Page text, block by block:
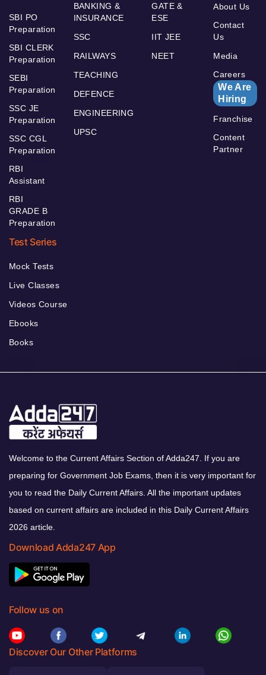
SBI PO
Preparation
SBI CLERK
Preparation
SEBI
Preparation
SSC JE
Preparation
SSC CGL
Preparation
RBI
Assistant
RBI
GRADE B
Preparation
BANKING &
INSURANCE
SSC
RAILWAYS
TEACHING
DEFENCE
ENGINEERING
UPSC
GATE &
ESE
IIT JEE
NEET
About Us
Contact
Us
Media
Careers
We Are
Hiring
Franchise
Content
Partner
Test Series
Mock Tests
Live Classes
Videos Course
Ebooks
Books
Welcome to the Current Affairs Section of Adda247. If you are
preparing for Government Job Exams, then it is very important for
you to read the Daily Current Affairs. All the important updates
based on current affairs are included in this Daily Current Affairs
2026 article.
Download Adda247 App
Follow us on
Discover Our Other Platforms